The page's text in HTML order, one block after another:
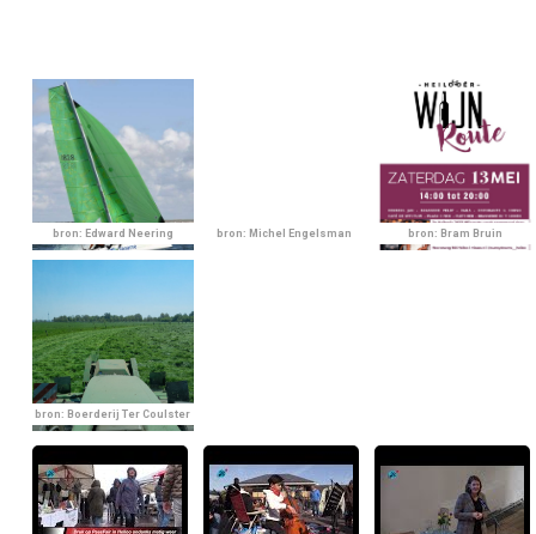
bron: Edward Neering bron: Michel Engelsman bron: Bram Bruin
bron: Boerderij Ter Coulster